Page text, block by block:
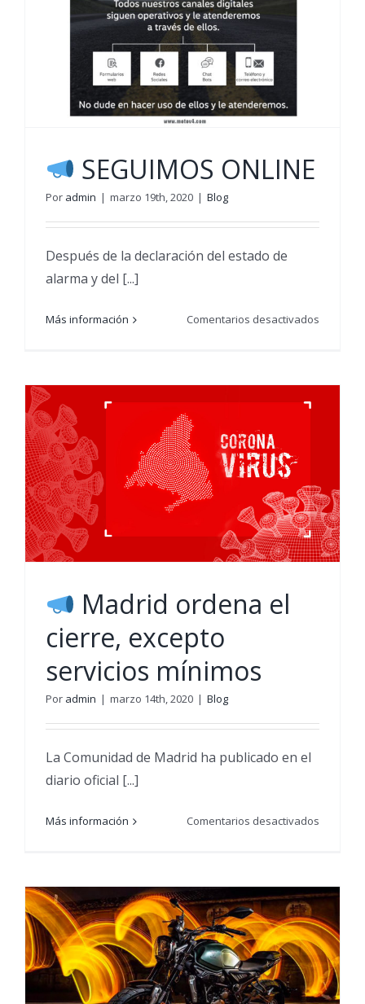
SEGUIMOS ONLINE
Por admin | marzo 19th, 2020 | Blog
Después de la declaración del estado de
alarma y del [...]
Más información Comentarios desactivados
Madrid ordena el
cierre, excepto
servicios mínimos
Por admin | marzo 14th, 2020 | Blog
La Comunidad de Madrid ha publicado en el
diario oficial [...]
Más información Comentarios desactivados
el
cierre,
excepto
servicios
mínimos